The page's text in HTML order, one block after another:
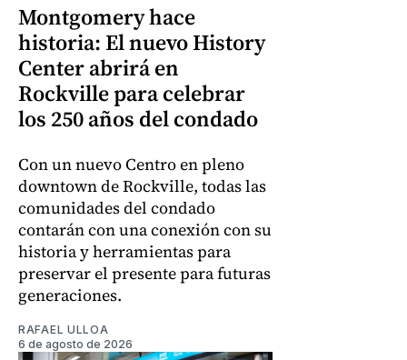
Montgomery hace
historia: El nuevo History
Center abrirá en
Rockville para celebrar
los 250 años del condado
Con un nuevo Centro en pleno
downtown de Rockville, todas las
comunidades del condado
contarán con una conexión con su
historia y herramientas para
preservar el presente para futuras
generaciones.
RAFAEL ULLOA
6 de agosto de 2026